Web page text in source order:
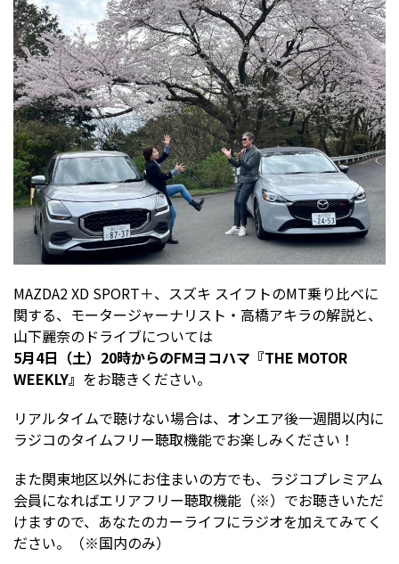
MAZDA2 XD SPORT＋、スズキ スイフトのMT乗り比べに
関する、モータージャーナリスト・高橋アキラの解説と、
山下麗奈のドライブについては
5月4日（土）20時からのFMヨコハマ『THE MOTOR
WEEKLY』 をお聴きください。
リアルタイムで聴けない場合は、オンエア後一週間以内に
ラジコのタイムフリー聴取機能でお楽しみください！
また関東地区以外にお住まいの方でも、ラジコプレミアム
会員になればエリアフリー聴取機能（※）でお聴きいただ
けますので、あなたのカーライフにラジオを加えてみてく
ださい。（※国内のみ）